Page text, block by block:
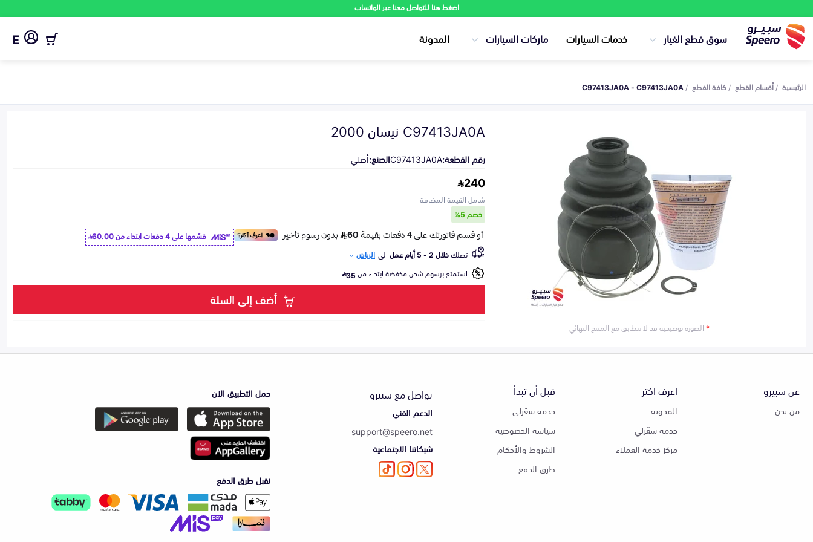
اضغط هنا للتواصل معنا عبر الواتساب
سوق قطع الغيار خدمات السيارات ماركات السيارات المدونة E
الرئيسية أقسام القطع كافة القطع C97413JA0A - C97413JA0A
*الصورة توضيحية قد لا تتطابق مع المنتج النهائي
C97413JA0A نيسان 2000
رقم القطعة:C97413JA0Aالصنع:أصلي
240
شامل القيمة المضافة
خصم 5%
قسّمها على 4 دفعات ابتداء من
60.00
تصلكخلال 2 - 5 أيام عمل الى الرياض
استمتع برسوم شحن مخفضة ابتداء من35
أضف إلى السلة
عن سبيرو
من نحن
اعرف اكثر
المدونة
خدمة سعّرلي
مركز خدمة العملاء
قبل أن تبدأ
خدمة سعّرلي
سياسة الخصوصية
الشروط والأحكام
طرق الدفع
تواصل مع سبيرو
الدعم الفني
support@speero.net
شبكاتنا الاجتماعية
حمل التطبيق الان
نقبل طرق الدفع